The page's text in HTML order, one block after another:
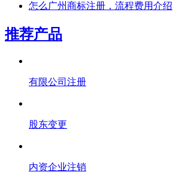
怎么广州商标注册，流程费用介绍
推荐产品
有限公司注册
股东变更
内资企业注销